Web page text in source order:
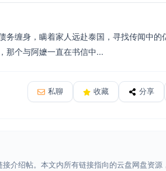
缠身，瞒着家人远赴泰国，寻找传闻中
那个与阿嬷一直在书信中...
私聊 收藏 分享
介绍帖。本文内所有链接指向的云盘网盘资